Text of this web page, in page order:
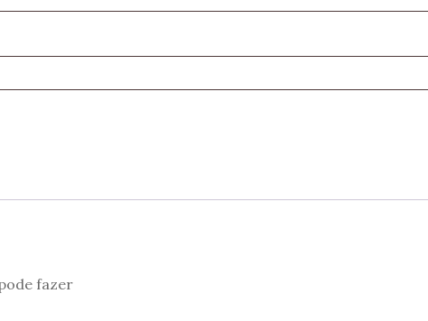
fazer